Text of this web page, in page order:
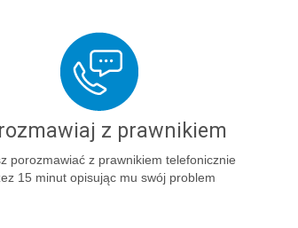
z prawnikiem
porozmawiać z prawnikiem telefonicznie
15 minut opisując mu swój problem